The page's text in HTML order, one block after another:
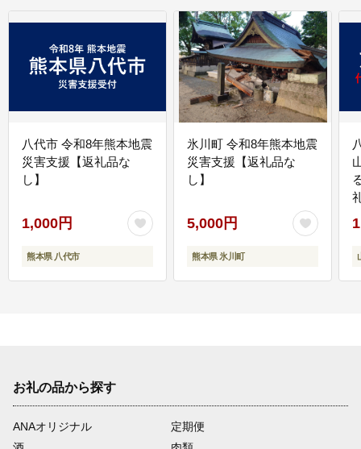
八代市 令和8年熊本地震
災害支援【返礼品な
し】
1,000円
熊本県 八代市
氷川町 令和8年熊本地震
災害支援【返礼品な
し】
5,000円
熊本県 氷川町
お礼の品から探す
ANAオリジナル
定期便